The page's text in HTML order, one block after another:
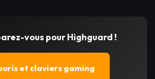
vous pour Highguard !
et claviers gaming